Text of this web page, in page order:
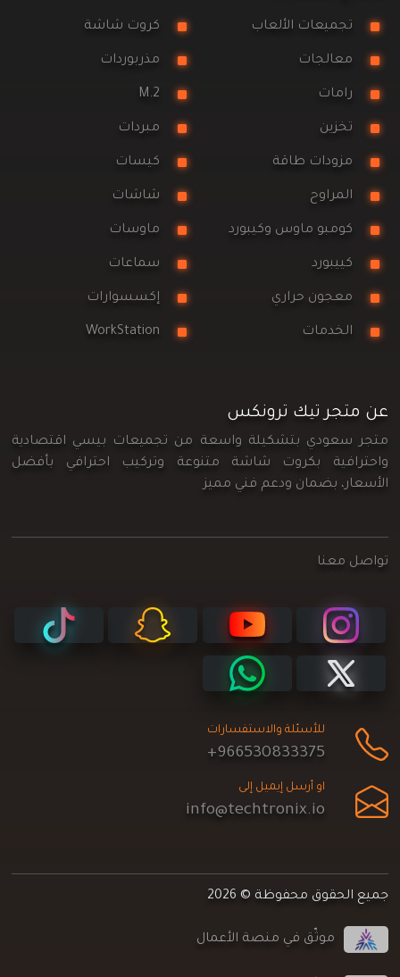
تجميعات الألعاب كروت شاشة
معالجات مذربوردات
رامات M.2
تخزين مبردات
مزودات طاقة كيسات
المراوح شاشات
كومبو ماوس وكيبورد ماوسات
كييبورد سماعات
معجون حراري إكسسوارات
الخدمات WorkStation
عن متجر تيك ترونكس
متجر سعودي بتشكيلة واسعة من تجميعات بيسي اقتصادية
واحترافية بكروت شاشة متنوعة وتركيب احترافي بأفضل
الأسعار، بضمان ودعم فني مميز
تواصل معنا
للأسئلة والاستفسارات
+966530833375
او أرسل إيميل إلى
info@techtronix.io
جميع الحقوق محفوظة © 2026
موثّق في منصة الأعمال